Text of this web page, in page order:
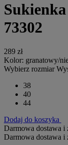
73302
289 zł
Kolor: granatowy/
Wybierz rozmiar
38
40
44
Dodaj do koszyka
Darmowa dostawa i
Darmowa dostawa i